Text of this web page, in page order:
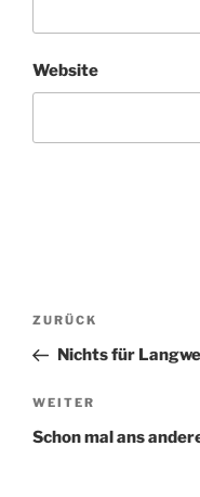
Website
Vorheriger
Beitrag
ZURÜCK
Nichts für
Nächster
Beitrag
WEITER
Schon mal ans